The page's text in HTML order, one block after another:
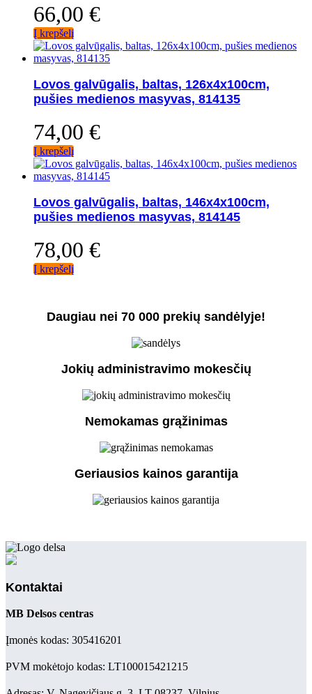
66,00 €
Į krepšelį
Lovos galvūgalis, baltas, 126x4x100cm,
pušies medienos masyvas, 814135
74,00 €
Į krepšelį
Lovos galvūgalis, baltas, 146x4x100cm,
pušies medienos masyvas, 814145
78,00 €
Į krepšelį
Daugiau nei 70 000 prekių sandėlyje!
Jokių administravimo mokesčių
Nemokamas grąžinimas
Geriausios kainos garantija
Kontaktai
MB Delsos centras
Įmonės kodas: 305416201
PVM mokėtojo kodas: LT100015421215